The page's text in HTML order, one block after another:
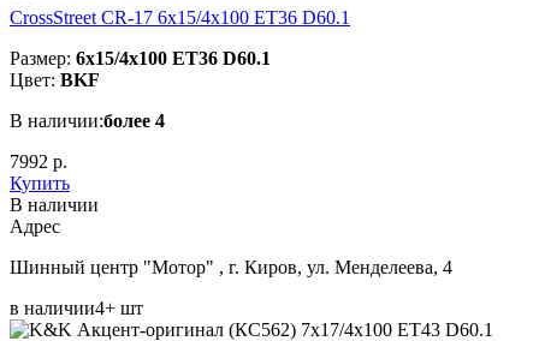
CrossStreet CR-17 6x15/4x100 ET36 D60.1
Размер: 6x15/4x100 ET36 D60.1
Цвет: BKF
В наличии:более 4
7992 р.
Купить
В наличии
Aдрес
Шинный центр "Мотор" , г. Киров, ул. Менделеева, 4
в наличии4+ шт